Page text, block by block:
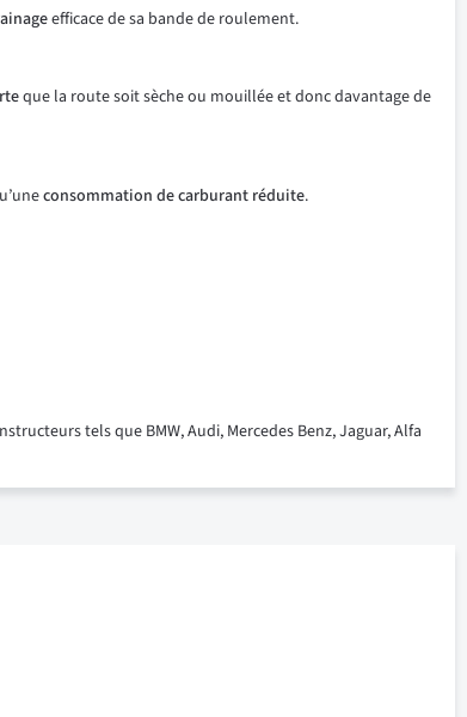
efficace de sa bande de roulement.
que la route soit sèche ou mouillée et donc davantage de
consommation de carburant réduite.
tels que BMW, Audi, Mercedes Benz, Jaguar, Alfa